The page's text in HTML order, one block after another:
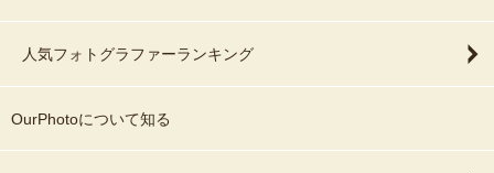
人気フォトグラファーランキング
OurPhotoについて知る